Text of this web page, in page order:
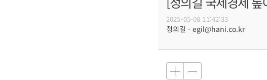
2025-05-08 11:42:33
정의길 - egil@hani.co.kr